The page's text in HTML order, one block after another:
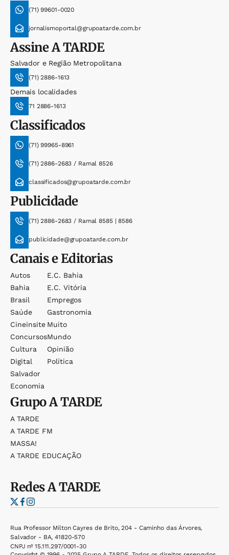
(71) 99601-0020
jornalismoportal@grupoatarde.com.br
AssineA TARDE
Salvador e Região Metropolitana
(71) 2886-1613
Demais localidades
71 2886-1613
Classificados
(71) 99965-8961
(71) 2886-2683 / Ramal 8526
classificados@grupoatarde.com.br
Publicidade
(71) 2886-2683 / Ramal 8585 | 8586
publicidade@grupoatarde.com.br
Canais e Editorias
Autos
Bahia
Brasil
Saúde
Cineinsite
Concursos
Cultura
Digital
Salvador
Economia
E.c. Bahia
E.c. Vitória
Empregos
Gastronomia
Muito
Mundo
Opinião
Política
GrupoA TARDE
A TARDE
A TARDE FM
MASSA!
A TARDE EDUCAÇÃO
RedesA TARDE
Rua Professor Milton Cayres de Brito, 204 - Caminho das Árvores,
Salvador - BA, 41820-570
CNPJ nº 15.111.297/0001-30